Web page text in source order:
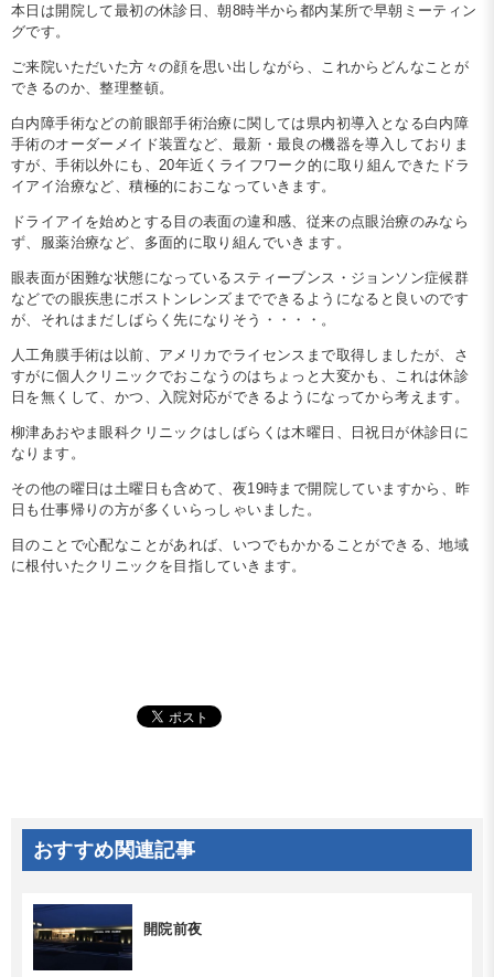
本日は開院して最初の休診日、朝8時半から都内某所で早朝ミーティン
グです。
ご来院いただいた方々の顔を思い出しながら、これからどんなことが
できるのか、整理整頓。
白内障手術などの前眼部手術治療に関しては県内初導入となる白内障
手術のオーダーメイド装置など、最新・最良の機器を導入しておりま
すが、手術以外にも、20年近くライフワーク的に取り組んできたドラ
イアイ治療など、積極的におこなっていきます。
ドライアイを始めとする目の表面の違和感、従来の点眼治療のみなら
ず、服薬治療など、多面的に取り組んでいきます。
眼表面が困難な状態になっているスティーブンス・ジョンソン症候群
などでの眼疾患にボストンレンズまでできるようになると良いのです
が、それはまだしばらく先になりそう・・・・。
人工角膜手術は以前、アメリカでライセンスまで取得しましたが、さ
すがに個人クリニックでおこなうのはちょっと大変かも、これは休診
日を無くして、かつ、入院対応ができるようになってから考えます。
柳津あおやま眼科クリニックはしばらくは木曜日、日祝日が休診日に
なります。
その他の曜日は土曜日も含めて、夜19時まで開院していますから、昨
日も仕事帰りの方が多くいらっしゃいました。
目のことで心配なことがあれば、いつでもかかることができる、地域
に根付いたクリニックを目指していきます。
おすすめ関連記事
開院前夜